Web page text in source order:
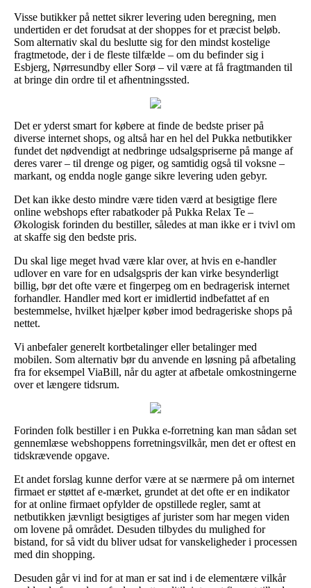
Visse butikker på nettet sikrer levering uden beregning, men
undertiden er det forudsat at der shoppes for et præcist beløb.
Som alternativ skal du beslutte sig for den mindst kostelige
fragtmetode, der i de fleste tilfælde – om du befinder sig i
Esbjerg, Nørresundby eller Sorø – vil være at få fragtmanden til
at bringe din ordre til et afhentningssted.
Det er yderst smart for købere at finde de bedste priser på
diverse internet shops, og altså har en hel del Pukka netbutikker
fundet det nødvendigt at nedbringe udsalgspriserne på mange af
deres varer – til drenge og piger, og samtidig også til voksne –
markant, og endda nogle gange sikre levering uden gebyr.
Det kan ikke desto mindre være tiden værd at besigtige flere
online webshops efter rabatkoder på Pukka Relax Te –
Økologisk forinden du bestiller, således at man ikke er i tvivl om
at skaffe sig den bedste pris.
Du skal lige meget hvad være klar over, at hvis en e-handler
udlover en vare for en udsalgspris der kan virke besynderligt
billig, bør det ofte være et fingerpeg om en bedragerisk internet
forhandler. Handler med kort er imidlertid indbefattet af en
bestemmelse, hvilket hjælper køber imod bedrageriske shops på
nettet.
Vi anbefaler generelt kortbetalinger eller betalinger med
mobilen. Som alternativ bør du anvende en løsning på afbetaling
fra for eksempel ViaBill, når du agter at afbetale omkostningerne
over et længere tidsrum.
Forinden folk bestiller i en Pukka e-forretning kan man sådan set
gennemlæse webshoppens forretningsvilkår, men det er oftest en
tidskrævende opgave.
Et andet forslag kunne derfor være at se nærmere på om internet
firmaet er støttet af e-mærket, grundet at det ofte er en indikator
for at online firmaet opfylder de opstillede regler, samt at
netbutikken jævnligt besigtiges af jurister som har megen viden
om lovene på området. Desuden tilbydes du mulighed for
bistand, for så vidt du bliver udsat for vanskeligheder i processen
med din shopping.
Desuden går vi ind for at man er sat ind i de elementære vilkår